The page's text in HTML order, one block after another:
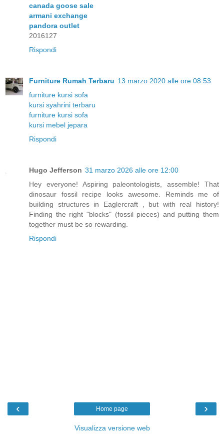
canada goose sale
armani exchange
pandora outlet
2016127
Rispondi
Furniture Rumah Terbaru 13 marzo 2020 alle ore 08:53
furniture kursi sofa
kursi syahrini terbaru
furniture kursi sofa
kursi mebel jepara
Rispondi
Hugo Jefferson 31 marzo 2026 alle ore 12:00
Hey everyone! Aspiring paleontologists, assemble! That
dinosaur fossil recipe looks awesome. Reminds me of
building structures in Eaglercraft , but with real history!
Finding the right "blocks" (fossil pieces) and putting them
together must be so rewarding.
Rispondi
‹ ›
Home page
Visualizza versione web